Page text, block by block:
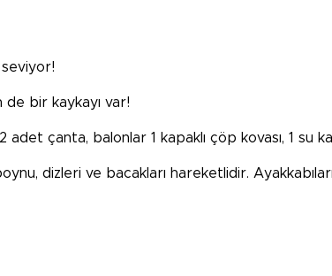
seviyor!
bir kaykayı var!
adet çanta, balonlar 1 kapaklı çöp kovası, 1 su
dizleri ve bacakları hareketlidir. Ayakkabıları